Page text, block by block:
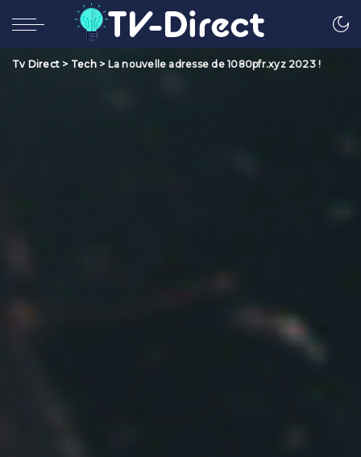
Tv Direct > Tech> La nouvelle adresse de 1080pfr.xyz 2023 !